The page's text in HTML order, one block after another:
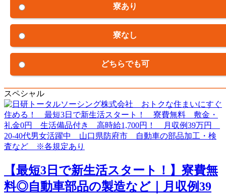
寮あり
寮なし
どちらでも可
スペシャル
【最短3日で新生活スタート！】寮費無
料◎自動車部品の製造など｜月収例39